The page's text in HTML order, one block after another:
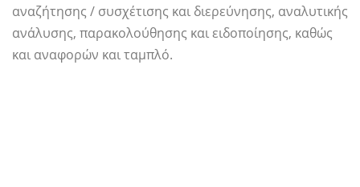
αναζήτησης / συσχέτισης και διερεύνησης, αναλυτικής
ανάλυσης, παρακολούθησης και ειδοποίησης, καθώς
και αναφορών και ταμπλό.